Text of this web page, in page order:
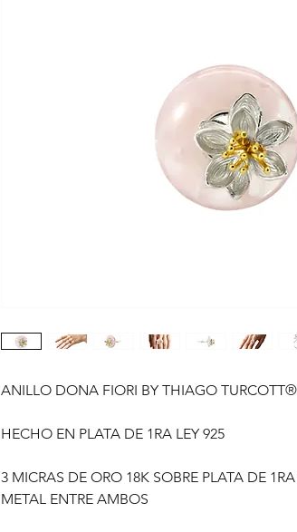
ANILLO DONA FIORI BY THIAGO TURCOTT®
HECHO EN PLATA DE 1RA LEY 925
3 MICRAS DE ORO 18K SOBRE PLATA DE
METAL ENTRE AMBOS